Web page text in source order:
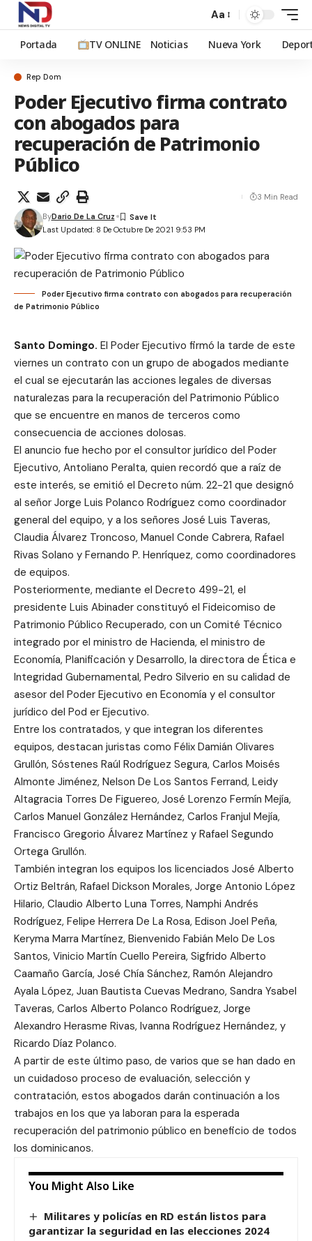
Aa
Portada TV ONLINE Noticias Nueva York
Rep Dom
Poder Ejecutivo firma contrato
con abogados para
recuperación de Patrimonio
Público
Last Updated: 8 De Octubre De 2021 9:53 PM
ByDario De La Cruz
3 Min Read
Poder Ejecutivo firma contrato con abogados para recuperación
de Patrimonio Público
Santo Domingo. El Poder Ejecutivo firmó la tarde de este
viernes un contrato con un grupo de abogados mediante
el cual se ejecutarán las acciones legales de diversas
naturalezas para la recuperación del Patrimonio Público
que se encuentre en manos de terceros como
consecuencia de acciones dolosas.
El anuncio fue hecho por el consultor jurídico del Poder
Ejecutivo, Antoliano Peralta, quien recordó que a raíz de
este interés, se emitió el Decreto núm. 22-21 que designó
al señor Jorge Luis Polanco Rodríguez como coordinador
general del equipo, y a los señores José Luis Taveras,
Claudia Álvarez Troncoso, Manuel Conde Cabrera, Rafael
Rivas Solano y Fernando P. Henríquez, como coordinadores
de equipos.
Posteriormente, mediante el Decreto 499-21, el
presidente Luis Abinader constituyó el Fideicomiso de
Patrimonio Público Recuperado, con un Comité Técnico
integrado por el ministro de Hacienda, el ministro de
Economía, Planificación y Desarrollo, la directora de Ética e
Integridad Gubernamental, Pedro Silverio en su calidad de
asesor del Poder Ejecutivo en Economía y el consultor
jurídico del Pod er Ejecutivo.
Entre los contratados, y que integran los diferentes
equipos, destacan juristas como Félix Damián Olivares
Grullón, Sóstenes Raúl Rodríguez Segura, Carlos Moisés
Almonte Jiménez, Nelson De Los Santos Ferrand, Leidy
Altagracia Torres De Figuereo, José Lorenzo Fermín Mejía,
Carlos Manuel González Hernández, Carlos Franjul Mejía,
Francisco Gregorio Álvarez Martínez y Rafael Segundo
Ortega Grullón.
También integran los equipos los licenciados José Alberto
Ortiz Beltrán, Rafael Dickson Morales, Jorge Antonio López
Hilario, Claudio Alberto Luna Torres, Namphi Andrés
Rodríguez, Felipe Herrera De La Rosa, Edison Joel Peña,
Keryma Marra Martínez, Bienvenido Fabián Melo De Los
Santos, Vinicio Martín Cuello Pereira, Sigfrido Alberto
Caamaño García, José Chía Sánchez, Ramón Alejandro
Ayala López, Juan Bautista Cuevas Medrano, Sandra Ysabel
Taveras, Carlos Alberto Polanco Rodríguez, Jorge
Alexandro Herasme Rivas, Ivanna Rodríguez Hernández, y
Ricardo Díaz Polanco.
A partir de este último paso, de varios que se han dado en
un cuidadoso proceso de evaluación, selección y
contratación, estos abogados darán continuación a los
trabajos en los que ya laboran para la esperada
recuperación del patrimonio público en beneficio de todos
los dominicanos.
You Might Also Like
Militares y policías en RD están listos para
garantizar la seguridad en las elecciones 2024